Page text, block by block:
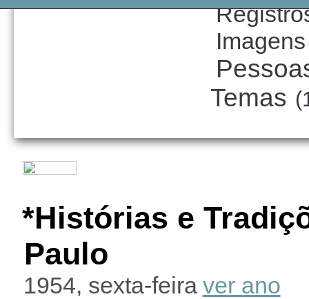
Imagens
Temas
*Histórias e
Paulo
1954, sexta-feiraver ano